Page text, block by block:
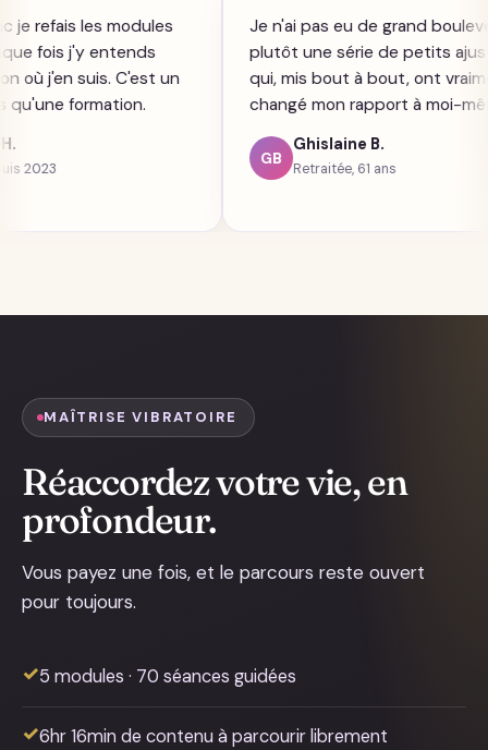
vie, donc je refais les modules
Chaque fois j'y entends
selon où j'en suis. C'est un
plus qu'une formation.
H.
depuis 2023
Je n'ai pas eu de
plutôt une série de
qui, mis bout à bout,
changé mon rapport
GB
Ghislaine B.
Retraitée, 61 ans
MAÎTRISE VIBRATOIRE
Réaccordez votre vie, en
profondeur.
Vous payez une fois, et le parcours reste ouvert
pour toujours.
✓5 modules · 70 séances guidées
✓6hr 16min de contenu à parcourir librement